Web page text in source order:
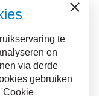
te
en
via derde
gebruiken
Sluiten